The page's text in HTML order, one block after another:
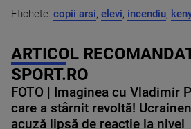
Etichete: copii arsi, elevi, incendiu,
ARTICOL
SPORT.RO
FOTO | Imaginea cu Vladimir
care a stârnit revoltă!
acuză lipsă de reacție la nivel